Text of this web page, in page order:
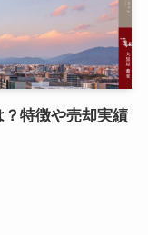
特徴や売却実績